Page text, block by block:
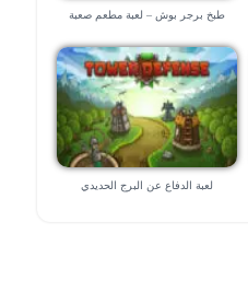
طبخ برجر بوش – لعبة مطعم صعبة
لعبة الدفاع عن البرج الحديدي